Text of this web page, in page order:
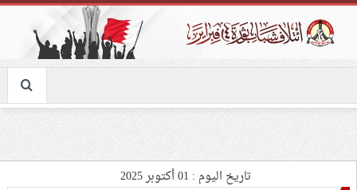
تاريخ اليوم : 01 أكتوبر 2025